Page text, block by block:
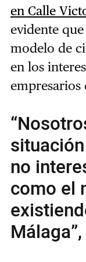
en Calle
evidente
modelo de
en los
empresarios
no
como el